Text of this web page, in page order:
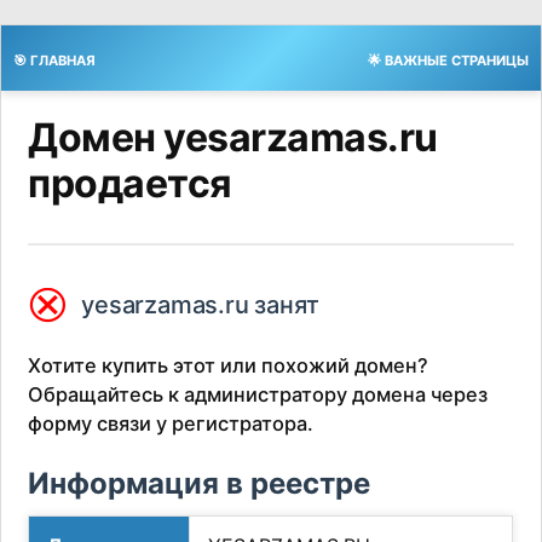
🎯 ГЛАВНАЯ 🌟 ВАЖНЫЕ СТРАНИЦЫ
Домен yesarzamas.ru
продается
⮿ yesarzamas.ru занят
Хотите купить этот или похожий домен?
Обращайтесь к администратору домена через
форму связи у регистратора.
Информация в реестре